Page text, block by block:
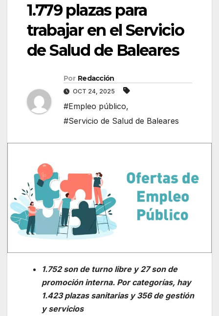
1.779 plazas para
trabajar en el Servicio
de Salud de Baleares
Por Redacción
OCT 24, 2025
#Empleo público,
#Servicio de Salud de Baleares
1.752 son de turno libre y 27 son de
promoción interna. Por categorías, hay
1.423 plazas sanitarias y 356 de gestión
y servicios ​